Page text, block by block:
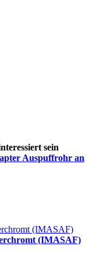
sein
Auspuffrohr an
(IMASAF)